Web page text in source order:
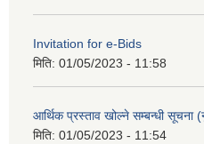
Invitation for e-Bids
मिति: 01/05/2023 - 11:58
आर्थिक प्रस्ताव खोल्ने सम्बन्धी सूचना
मिति: 01/05/2023 - 11:54